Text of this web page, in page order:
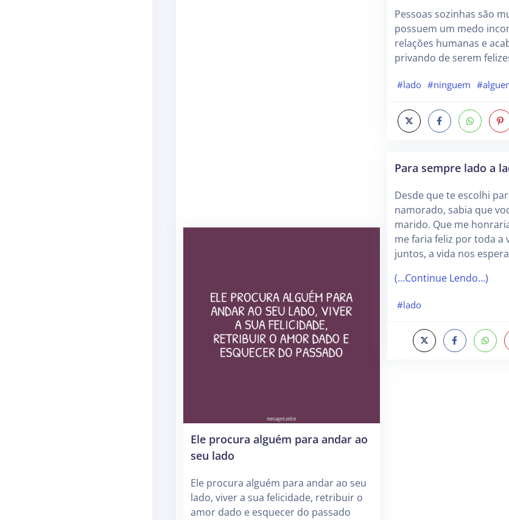
Ele procura alguém para andar ao
seu lado
Ele procura alguém para andar ao seu
lado, viver a sua felicidade, retribuir o
amor dado e esquecer do passado
Pessoas sozinhas são
possuem um medo
relações humanas e
privando de serem
#lado #ninguem
Para sempre lado a
Desde que te escolhi
namorado, sabia que
marido. Que me
me faria feliz por toda a
juntos, a vida nos
(…Continue Lendo…)
#lado